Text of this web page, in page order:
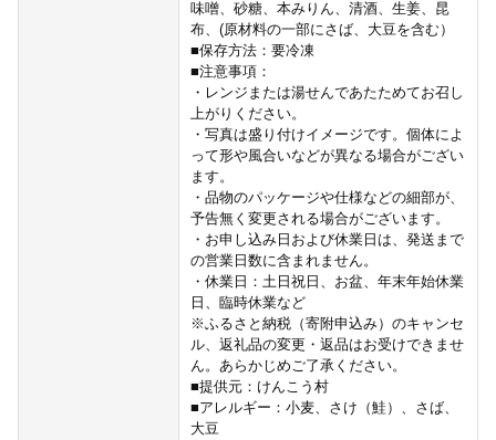
味噌、砂糖、本みりん、清酒、生姜、昆
布、(原材料の一部にさば、大豆を含む）
■保存方法：要冷凍
■注意事項：
・レンジまたは湯せんであたためてお召し
上がりください。
・写真は盛り付けイメージです。個体によ
って形や風合いなどが異なる場合がござい
ます。
・品物のパッケージや仕様などの細部が、
予告無く変更される場合がございます。
・お申し込み日および休業日は、発送まで
の営業日数に含まれません。
・休業日：土日祝日、お盆、年末年始休業
日、臨時休業など
※ふるさと納税（寄附申込み）のキャンセ
ル、返礼品の変更・返品はお受けできませ
ん。あらかじめご了承ください。
■提供元：けんこう村
■アレルギー：小麦、さけ（鮭）、さば、
大豆